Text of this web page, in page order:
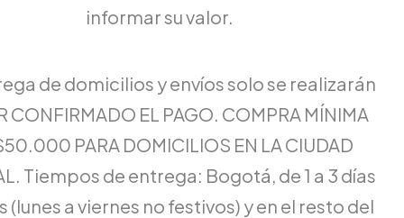
informar su valor.
de domicilios y envíos solo se realizarán
CONFIRMADO EL PAGO. COMPRA MÍNIMA
PARA DOMICILIOS EN LA CIUDAD
Tiempos de entrega: Bogotá, de 1 a 3 días
(lunes a viernes no festivos) y en el resto del